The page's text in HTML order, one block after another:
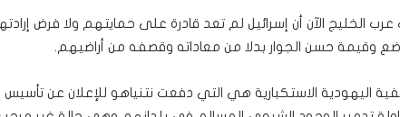
عرب الخليج الآن أن إسرائيل لم تعد قادرة على حمايتهم ولا فرض
وقيمة حسن الجوار بدلا من معاداته وقصفه من أراضيهم.
اليهودية الاستكبارية هي التي دفعت نتنياهو للإعلان عن